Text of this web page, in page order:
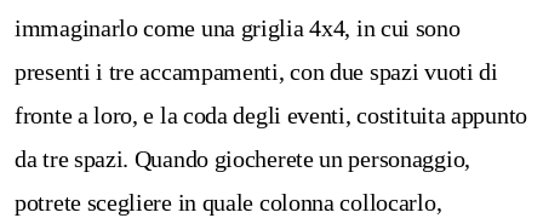
immaginarlo come una griglia 4x4, in cui sono
presenti i tre accampamenti, con due spazi vuoti di
fronte a loro, e la coda degli eventi, costituita appunto
da tre spazi. Quando giocherete un personaggio,
potrete scegliere in quale colonna collocarlo,